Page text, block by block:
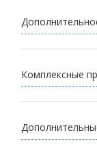
Комплексные